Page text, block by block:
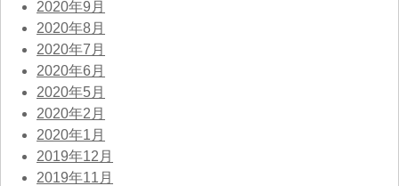
2020年9月
2020年8月
2020年7月
2020年6月
2020年5月
2020年2月
2020年1月
2019年12月
2019年11月